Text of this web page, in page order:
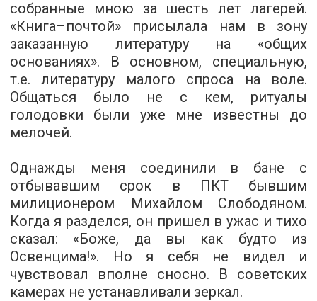
собранные мною за шесть лет лагерей.
«Книга–почтой» присылала нам в зону
заказанную литературу на «общих
основаниях». В основном, специальную,
т.е. литературу малого спроса на воле.
Общаться было не с кем, ритуалы
голодовки были уже мне известны до
мелочей.
Однажды меня соединили в бане с
отбывавшим срок в ПКТ бывшим
милиционером Михайлом Слободяном.
Когда я разделся, он пришел в ужас и тихо
сказал: «Боже, да вы как будто из
Освенцима!». Но я себя не видел и
чувствовал вполне сносно. В советских
камерах не устанавливали зеркал.